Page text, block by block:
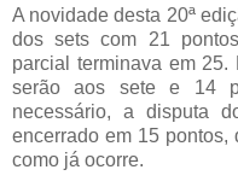
A novidade desta 20ª
dos sets com 21
parcial terminava em 25.
serão aos sete e 14
necessário, a disputa
encerrado em 15 pontos,
como já ocorre.